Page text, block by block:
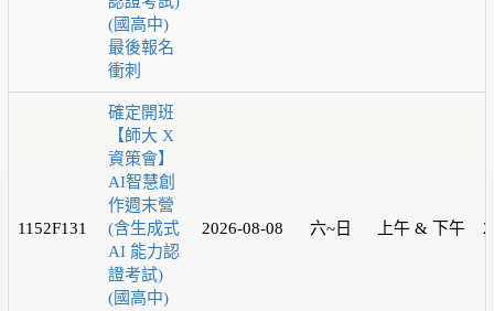
(國高中)
最後報名
衝刺
1152F131
確定開班
【師大 X
資策會】
AI智慧創
作週末營
(含生成式
AI 能力認
證考試)
(國高中)
2026-08-08 六~日 上午 & 下午